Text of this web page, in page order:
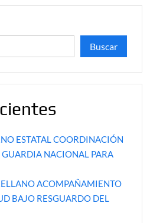
Buscar
ESTATAL COORDINACIÓN
GUARDIA NACIONAL PARA
ACOMPAÑAMIENTO
BAJO RESGUARDO DEL